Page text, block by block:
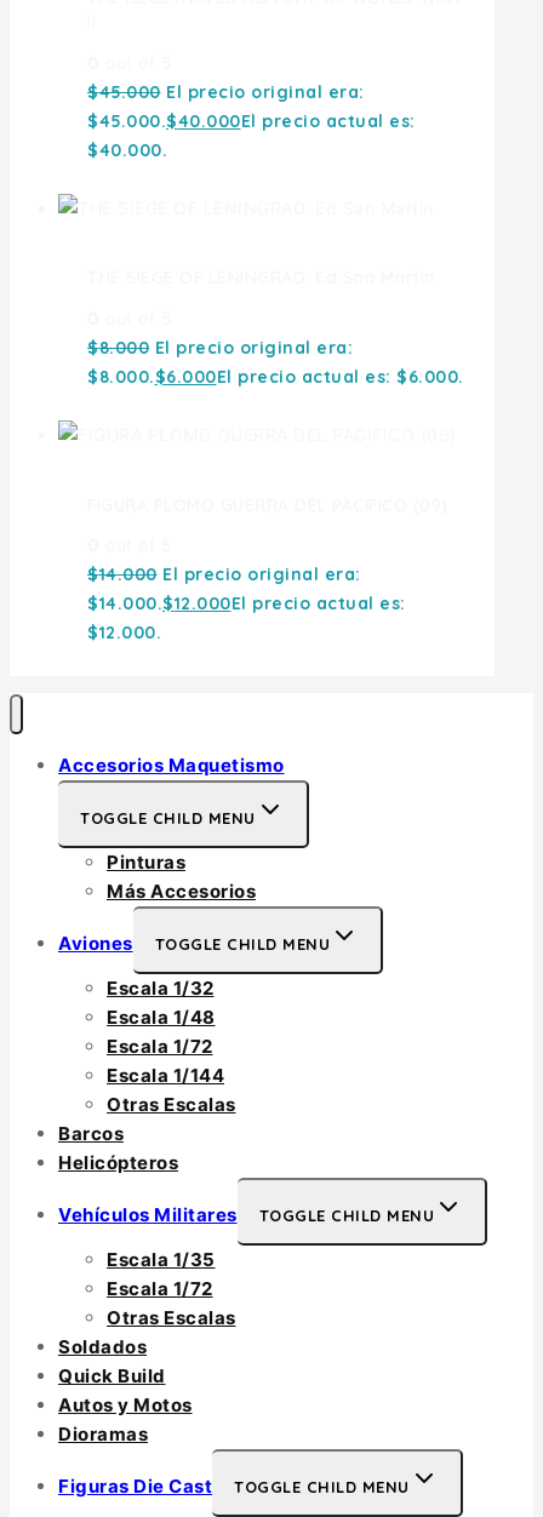
$45.000 El precio original era:
$45.000.$40.000El precio actual es:
$40.000.
$8.000 El precio original era:
$8.000.$6.000El precio actual es: $6.000.
$14.000 El precio original era:
$14.000.$12.000El precio actual es:
$12.000.
Accesorios Maquetismo
TOGGLE CHILD MENU
Pinturas
Más Accesorios
Aviones TOGGLE CHILD MENU
Escala 1/32
Escala 1/48
Escala 1/72
Escala 1/144
Otras Escalas
Barcos
Helicópteros
Vehículos Militares TOGGLE CHILD MENU
Escala 1/35
Escala 1/72
Otras Escalas
Soldados
Quick Build
Autos y Motos
Dioramas
Figuras Die Cast TOGGLE CHILD MENU